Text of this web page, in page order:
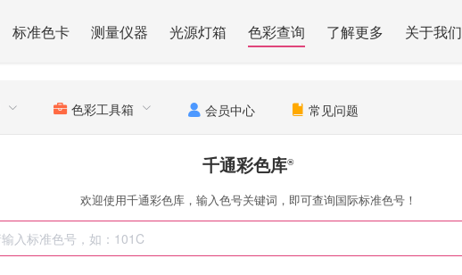
标准色卡 测量仪器 光源灯箱 色彩查询 了解更多 关于我们
色彩工具箱 会员中心 常见问题
千通彩色库®
欢迎使用千通彩色库，输入色号关键词，即可查询国际标准色号！